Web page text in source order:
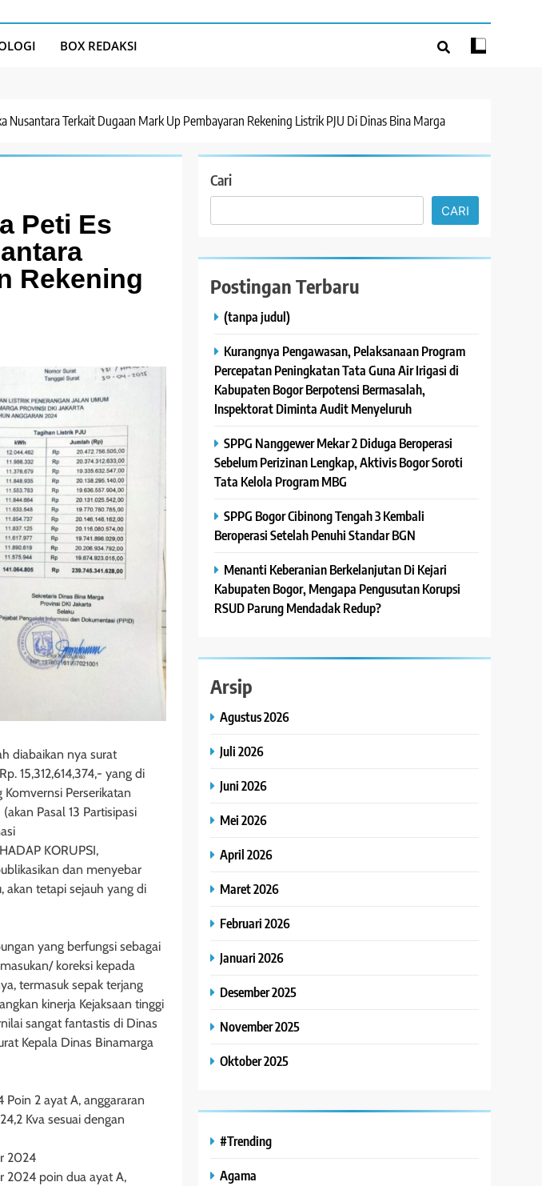
BOX REDAKSI
Nusantara Terkait Dugaan Mark Up Pembayaran Rekening Listrik PJU Di Dinas Bina Marga
Peti Es
Rekening
diabaikan nya surat
15,312,614,374,- yang di
Perserikatan
Pasal 13 Partisipasi
KORUPSI,
dan menyebar
akan tetapi sejauh yang di
yang berfungsi sebagai
koreksi kepada
termasuk sepak terjang
kinerja Kejaksaan tinggi
sangat fantastis di Dinas
Kepala Dinas Binamarga
Poin 2 ayat A, anggararan
Kva sesuai dengan
2024
2024 poin dua ayat A,
Cari
CARI
Postingan Terbaru
(tanpa judul)
Kurangnya Pengawasan, Pelaksanaan Program
Percepatan Peningkatan Tata Guna Air Irigasi di
Kabupaten Bogor Berpotensi Bermasalah,
Inspektorat Diminta Audit Menyeluruh
SPPG Nanggewer Mekar 2 Diduga Beroperasi
Sebelum Perizinan Lengkap, Aktivis Bogor Soroti
Tata Kelola Program MBG
SPPG Bogor Cibinong Tengah 3 Kembali
Beroperasi Setelah Penuhi Standar BGN
Menanti Keberanian Berkelanjutan Di Kejari
Kabupaten Bogor, Mengapa Pengusutan Korupsi
RSUD Parung Mendadak Redup?
Arsip
Agustus 2026
Juli 2026
Juni 2026
Mei 2026
April 2026
Maret 2026
Februari 2026
Januari 2026
Desember 2025
November 2025
Oktober 2025
#Trending
Agama